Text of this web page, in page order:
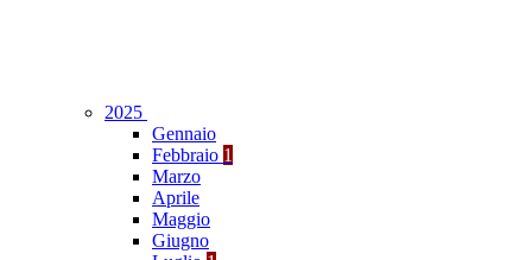
2025
Gennaio
Febbraio 1
Marzo
Aprile
Maggio
Giugno